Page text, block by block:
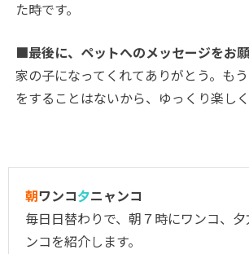
た時です。
■最後に、ペットへのメッセージをお
家の子になってくれてありがとう。も
をすることはないから、ゆっくり楽し
朝ワンコ夕ニャンコ
毎日日替わりで、朝７時にワンコ、
ンコを紹介します。